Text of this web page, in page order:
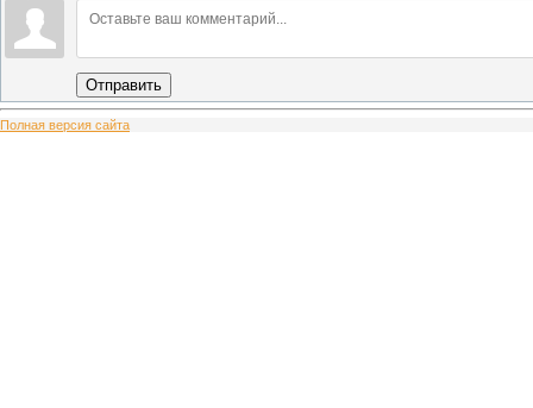
Отправить
Полная версия сайта